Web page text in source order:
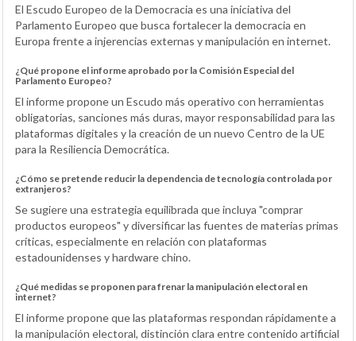
El Escudo Europeo de la Democracia es una iniciativa del
Parlamento Europeo que busca fortalecer la democracia en
Europa frente a injerencias externas y manipulación en internet.
¿Qué propone el informe aprobado por la Comisión Especial del
Parlamento Europeo?
El informe propone un Escudo más operativo con herramientas
obligatorias, sanciones más duras, mayor responsabilidad para las
plataformas digitales y la creación de un nuevo Centro de la UE
para la Resiliencia Democrática.
¿Cómo se pretende reducir la dependencia de tecnología controlada por
extranjeros?
Se sugiere una estrategia equilibrada que incluya "comprar
productos europeos" y diversificar las fuentes de materias primas
críticas, especialmente en relación con plataformas
estadounidenses y hardware chino.
¿Qué medidas se proponen para frenar la manipulación electoral en
internet?
El informe propone que las plataformas respondan rápidamente a
la manipulación electoral, distinción clara entre contenido artificial